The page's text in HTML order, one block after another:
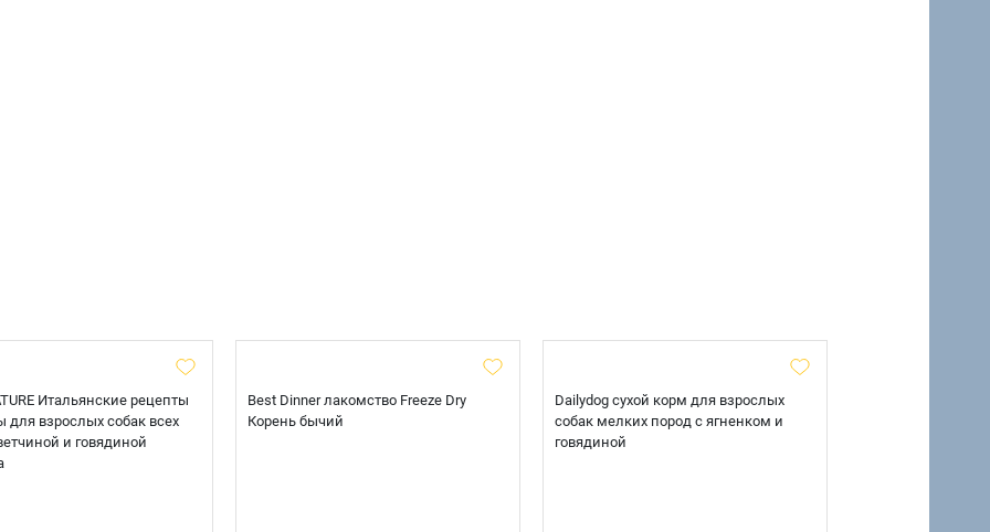
Итальянские рецепты
для взрослых собак всех
и говядиной
Best Dinner лакомство Freeze Dry
Корень бычий
Dailydog cухой корм для взрослых
собак мелких пород с ягненком и
говядиной